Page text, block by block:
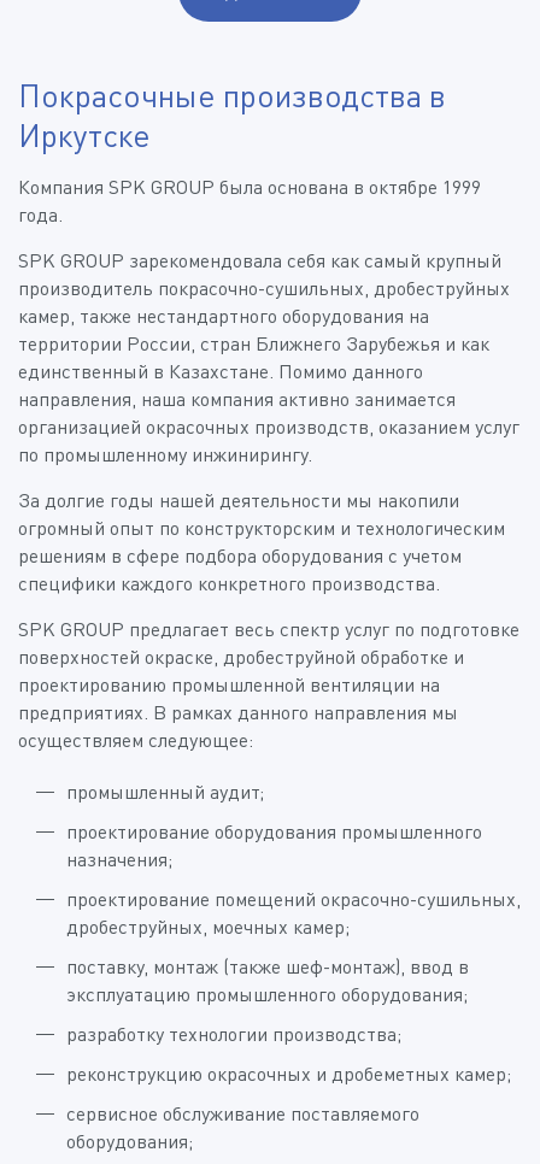
Покрасочные производства в
Иркутске
Компания SPK GROUP была основана в октябре 1999
года.
SPK GROUP зарекомендовала себя как самый крупный
производитель покрасочно-сушильных, дробеструйных
камер, также нестандартного оборудования на
территории России, стран Ближнего Зарубежья и как
единственный в Казахстане. Помимо данного
направления, наша компания активно занимается
организацией окрасочных производств, оказанием услуг
по промышленному инжинирингу.
За долгие годы нашей деятельности мы накопили
огромный опыт по конструкторским и технологическим
решениям в сфере подбора оборудования с учетом
специфики каждого конкретного производства.
SPK GROUP предлагает весь спектр услуг по подготовке
поверхностей окраске, дробеструйной обработке и
проектированию промышленной вентиляции на
предприятиях. В рамках данного направления мы
осуществляем следующее:
промышленный аудит;
проектирование оборудования промышленного
назначения;
проектирование помещений окрасочно-сушильных,
дробеструйных, моечных камер;
поставку, монтаж (также шеф-монтаж), ввод в
эксплуатацию промышленного оборудования;
разработку технологии производства;
реконструкцию окрасочных и дробеметных камер;
сервисное обслуживание поставляемого
оборудования;